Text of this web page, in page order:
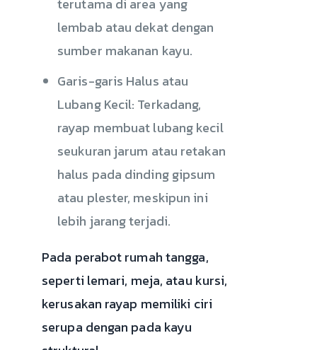
lembab atau dekat dengan
sumber makanan kayu.
Garis-garis Halus atau
Lubang Kecil: Terkadang,
rayap membuat lubang kecil
seukuran jarum atau retakan
halus pada dinding gipsum
atau plester, meskipun ini
lebih jarang terjadi.
Pada perabot rumah tangga,
seperti lemari, meja, atau kursi,
kerusakan rayap memiliki ciri
serupa dengan pada kayu